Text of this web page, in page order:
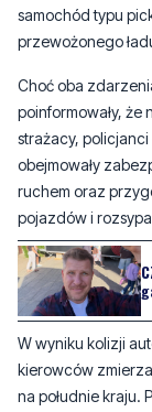
Choć oba
poinformowały, że
obejmowały
ruchem oraz
pojazdów i
W wyniku kolizji
kierowców
na południe kraju.
co spowodowało
autostradą.
Pomorze lub